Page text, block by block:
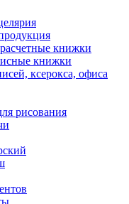
книжки
книжки
ксерокса, офиса
рисования